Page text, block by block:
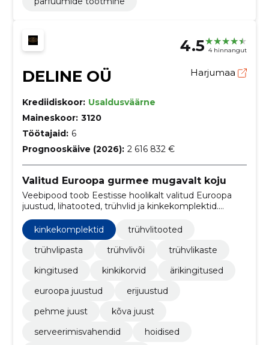
4.5 4 hinnangut
DELINE OÜ Harjumaa
Krediidiskoor: Usaldusväärne
Maineskoor: 3120
Töötajaid: 6
Prognooskäive (2026): 2 616 832 €
Valitud Euroopa gurmee mugavalt koju
Veebipood toob Eestisse hoolikalt valitud Euroopa
juustud, lihatooted, trühvlid ja kinkekomplektid.
kinkekomplektid
trühvlitooted
trühvlipasta
trühvlivõi
trühvlikaste
kingitused
kinkikorvid
ärikingitused
euroopa juustud
erijuustud
pehme juust
kõva juust
serveerimisvahendid
hoidised